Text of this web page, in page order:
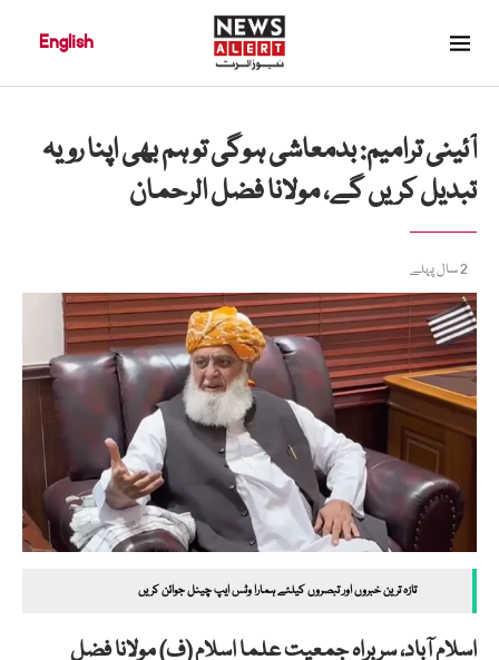
English
آئینی ترامیم: بدمعاشی ہوگی تو ہم بھی اپنا رویہ
تبدیل کریں گے، مولانا فضل الرحمان
2 سال پہلے
تازہ ترین خبروں اور تبصروں کیلئے ہمارا وٹس ایپ چینل جوائن کریں
اسلام آباد، سربراہ جمعیت علما اسلام (ف) مولانا فضل